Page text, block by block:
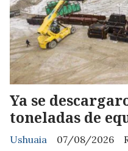
Ya se
toneladas de
Ushuaia
07/08/2026